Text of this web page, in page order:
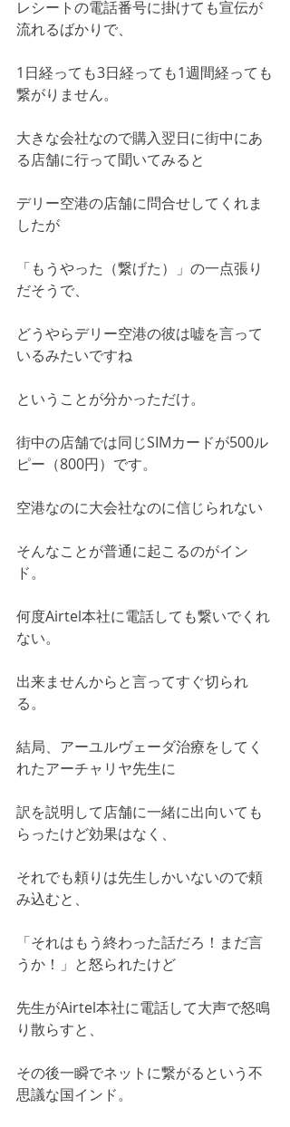
レシートの電話番号に掛けても宣伝が
流れるばかりで、
1日経っても3日経っても1週間経っても
繋がりません。
大きな会社なので購入翌日に街中にあ
る店舗に行って聞いてみると
デリー空港の店舗に問合せしてくれま
したが
「もうやった（繋げた）」の一点張り
だそうで、
どうやらデリー空港の彼は嘘を言って
いるみたいですね
ということが分かっただけ。
街中の店舗では同じSIMカードが500ル
ピー（800円）です。
空港なのに大会社なのに信じられない
そんなことが普通に起こるのがイン
ド。
何度Airtel本社に電話しても繋いでくれ
ない。
出来ませんからと言ってすぐ切られ
る。
結局、アーユルヴェーダ治療をしてく
れたアーチャリヤ先生に
訳を説明して店舗に一緒に出向いても
らったけど効果はなく、
それでも頼りは先生しかいないので頼
み込むと、
「それはもう終わった話だろ！まだ言
うか！」と怒られたけど
先生がAirtel本社に電話して大声で怒鳴
り散らすと、
その後一瞬でネットに繋がるという不
思議な国インド。